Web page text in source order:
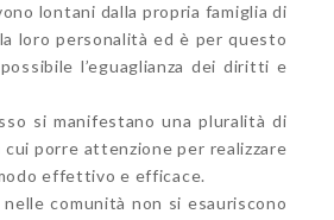
lontani dalla propria famiglia di
loro personalità ed è per questo
l’eguaglianza dei diritti e
si manifestano una pluralità di
porre attenzione per realizzare
effettivo e efficace.
comunità non si esauriscono